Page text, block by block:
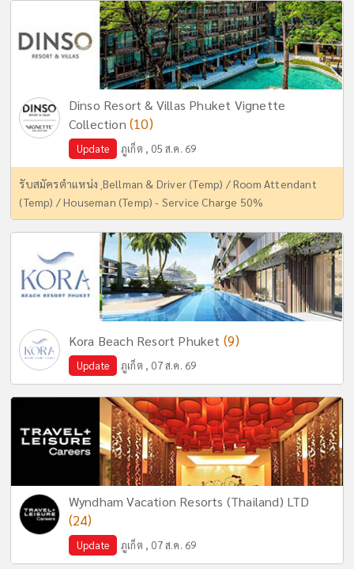
Dinso Resort & Villas Phuket Vignette
Collection (10)
Update ภูเก็ต , 05 ส.ค. 69
รับสมัครตำแหน่ง ฺBellman & Driver (Temp) / Room Attendant
(Temp) / Houseman (Temp) - Service Charge 50%
Kora Beach Resort Phuket (9)
Update ภูเก็ต , 07 ส.ค. 69
Wyndham Vacation Resorts (Thailand) LTD
(24)
Update ภูเก็ต , 07 ส.ค. 69